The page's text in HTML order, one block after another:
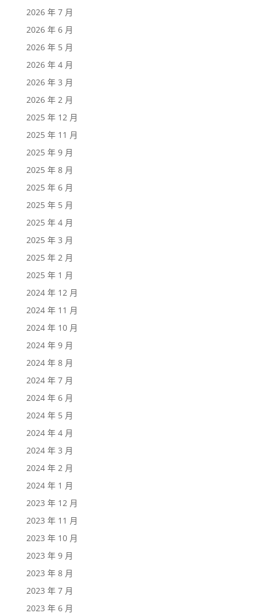
2026 年 7 月
2026 年 6 月
2026 年 5 月
2026 年 4 月
2026 年 3 月
2026 年 2 月
2025 年 12 月
2025 年 11 月
2025 年 9 月
2025 年 8 月
2025 年 6 月
2025 年 5 月
2025 年 4 月
2025 年 3 月
2025 年 2 月
2025 年 1 月
2024 年 12 月
2024 年 11 月
2024 年 10 月
2024 年 9 月
2024 年 8 月
2024 年 7 月
2024 年 6 月
2024 年 5 月
2024 年 4 月
2024 年 3 月
2024 年 2 月
2024 年 1 月
2023 年 12 月
2023 年 11 月
2023 年 10 月
2023 年 9 月
2023 年 8 月
2023 年 7 月
2023 年 6 月